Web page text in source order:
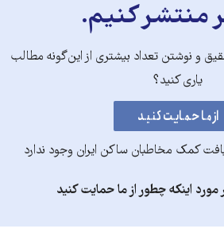
منتشر کنیم.
و نوشتن تعداد بیشتری از این‌گونه مطالب
یاری کنید؟
کمک مخاطبان ساکن ایران وجود ندارد
اینکه چطور از ما حمایت کنید